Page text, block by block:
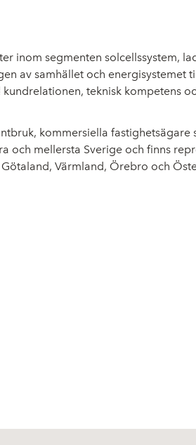
inom segmenten solcellssystem,
av samhället och energisystemet
teknisk kompetens
kommersiella fastighetsägare
och mellersta Sverige och finns
Värmland, Örebro och